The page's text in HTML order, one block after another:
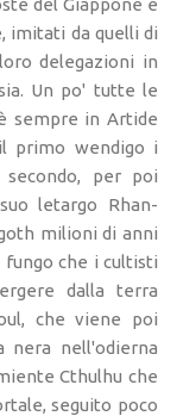
imitati da quelli di
delegazioni in
Un po' tutte le
sempre in Artide
primo wendigo i
per poi
letargo Rhan-
milioni di anni
fungo che i cultisti
dalla terra
che viene poi
nera nell'odierna
Cthulhu che
seguito poco